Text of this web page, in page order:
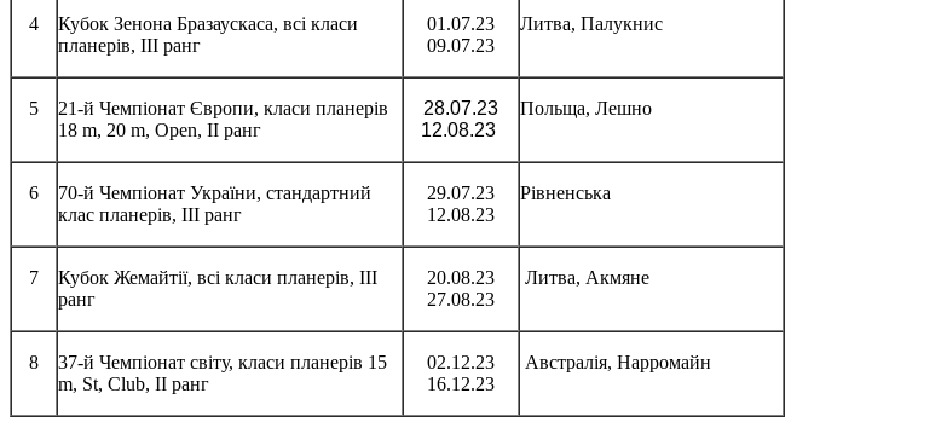
4
Кубок Зенона Бразаускаса, всі класи
планерів, III ранг
01.07.23
09.07.23
Литва, Палукнис
5
21-й Чемпіонат Європи, класи планерів
18 m, 20 m, Open, II ранг
28.07.23
12.08.23
Польща, Лешно
6
70-й Чемпіонат України, стандартний
клас планерів, III ранг
29.07.23
12.08.23
Рівненська
7
Кубок Жемайтії, всі класи планерів, III
ранг
20.08.23
27.08.23
Литва, Акмяне
8
37-й Чемпіонат світу, класи планерів 15
m, St, Club, II ранг
02.12.23
16.12.23
Австралія, Нарромайн